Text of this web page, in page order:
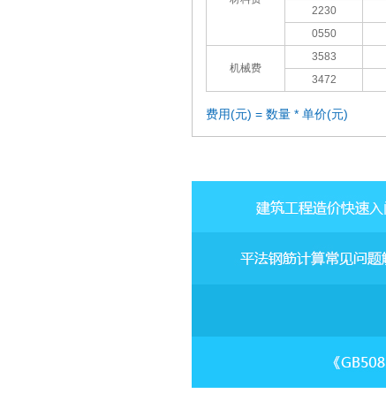
2230
0550
机械费
3583
3472
费用(元) = 数量 * 单价(元)